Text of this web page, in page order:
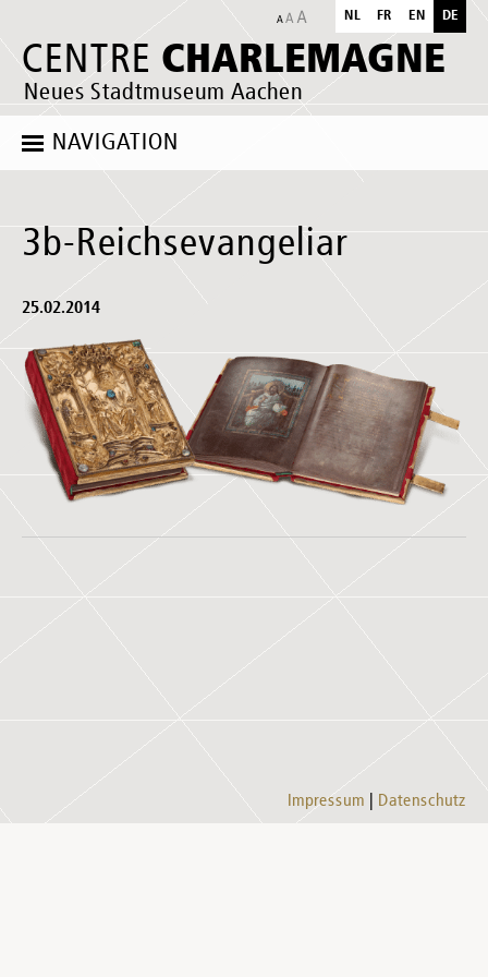
CENTRE CHARLEMAGNE
Neues Stadtmuseum Aachen
NL FR EN DE
NAVIGATION
3b-Reichsevangeliar
25.02.2014
Impressum Datenschutz